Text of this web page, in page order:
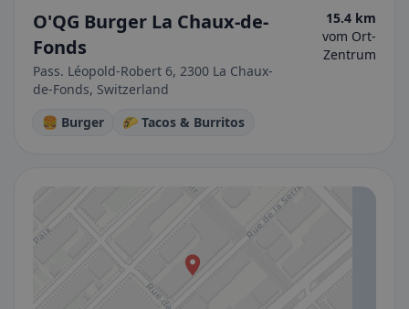
O'QG Burger La Chaux-de-
Fonds
Pass. Léopold-Robert 6, 2300 La Chaux-
de-Fonds, Switzerland
15.4 km
vom Ort-
Zentrum
🍔 Burger 🌮 Tacos & Burritos